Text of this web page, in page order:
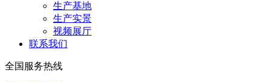
生产基地
生产实景
视频展厅
联系我们
全国服务热线